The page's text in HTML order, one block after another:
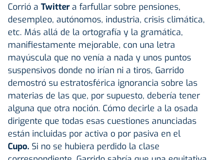
Corrió a Twitter a farfullar sobre pensiones,
desempleo, autónomos, industria, crisis climática,
etc. Más allá de la ortografía y la gramática,
manifiestamente mejorable, con una letra
mayúscula que no venía a nada y unos puntos
suspensivos donde no irían ni a tiros, Garrido
demostró su estratosférica ignorancia sobre las
materias de las que, por supuesto, debería tener
alguna que otra noción. Cómo decirle a la osada
dirigente que todas esas cuestiones anunciadas
están incluidas por activa o por pasiva en el
Cupo. Si no se hubiera perdido la clase